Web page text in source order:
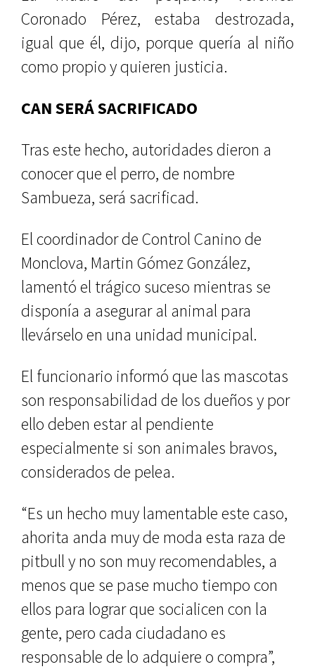
Coronado Pérez, estaba destrozada,
igual que él, dijo, porque quería al niño
como propio y quieren justicia.
CAN SERÁ SACRIFICADO
Tras este hecho, autoridades dieron a
conocer que el perro, de nombre
Sambueza, será sacrificad.
El coordinador de Control Canino de
Monclova, Martin Gómez González,
lamentó el trágico suceso mientras se
disponía a asegurar al animal para
llevárselo en una unidad municipal.
El funcionario informó que las mascotas
son responsabilidad de los dueños y por
ello deben estar al pendiente
especialmente si son animales bravos,
considerados de pelea.
“Es un hecho muy lamentable este caso,
ahorita anda muy de moda esta raza de
pitbull y no son muy recomendables, a
menos que se pase mucho tiempo con
ellos para lograr que socialicen con la
gente, pero cada ciudadano es
responsable de lo adquiere o compra”,